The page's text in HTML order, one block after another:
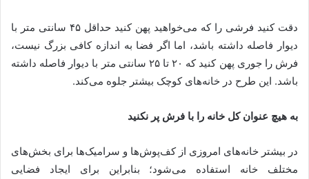
دقت کنید فرشی را که می‌خواهید پهن کنید حداقل ۴۵ سانتی متر با
دیوار فاصله داشته باشد، اما اگر فضا به اندازه کافی بزرگ نیست،
فرش را جوری پهن کنید که ۲۰ تا ۲۵ سانتی متر با دیوار فاصله داشته
باشد. این طرح در خانه‌های کوچک بیشتر جلوه می‌کند.
به هیچ عنوان کل خانه را با فرش پر نکنید
در بیشتر خانه‌های امروزی از کف‌پوش‌ها و سرامیک‌ها برای بخش‌های
مختلف خانه استفاده می‌شود؛ بنابراین برای ایجاد فضایی